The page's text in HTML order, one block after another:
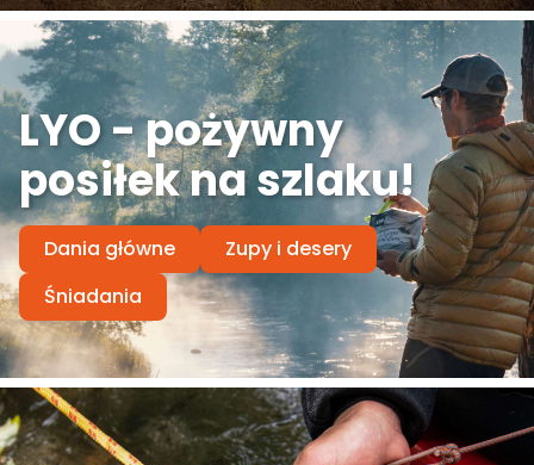
LYO - pożywny
posiłek na szlaku!
Dania główne
Zupy i desery
Śniadania